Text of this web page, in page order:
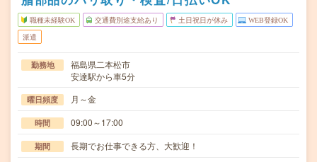
職種未経験OK 交通費別途支給あり 土日祝日が休み WEB登録OK
派遣
勤務地
福島県二本松市
安達駅から車5分
曜日頻度 月～金
時間 09:00～17:00
期間 長期でお仕事できる方、大歓迎！